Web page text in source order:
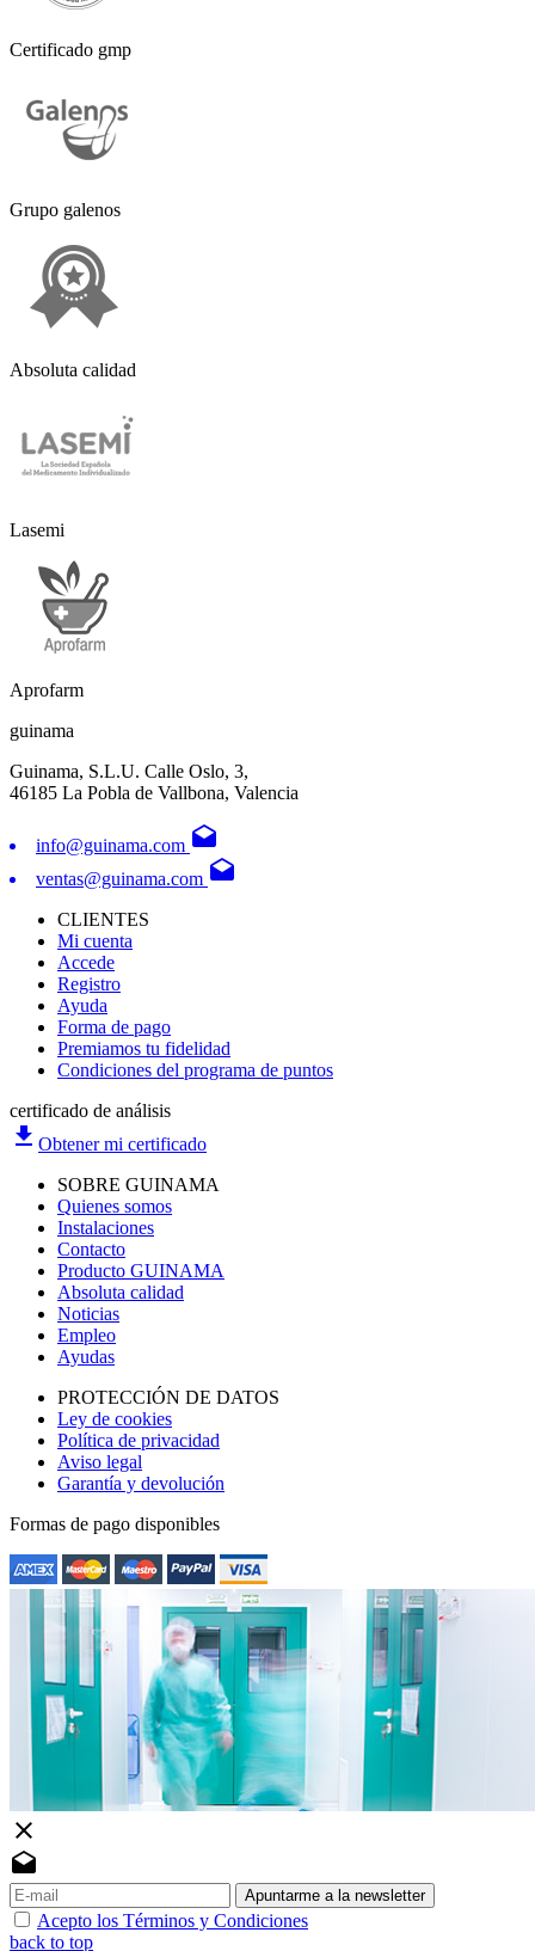
Certificado gmp
Grupo galenos
Absoluta calidad
Lasemi
Aprofarm
guinama
Guinama, S.L.U. Calle Oslo, 3,
46185 La Pobla de Vallbona, Valencia
info@guinama.com drafts
ventas@guinama.com drafts
CLIENTES
Mi cuenta
Accede
Registro
Ayuda
Forma de pago
Premiamos tu fidelidad
Condiciones del programa de puntos
certificado de análisis
file_download Obtener mi certificado
SOBRE GUINAMA
Quienes somos
Instalaciones
Contacto
Producto GUINAMA
Absoluta calidad
Noticias
Empleo
Ayudas
PROTECCIÓN DE DATOS
Ley de cookies
Política de privacidad
Aviso legal
Garantía y devolución
Formas de pago disponibles
close
drafts
Apuntarme a la newsletter
Acepto los Términos y Condiciones
back to top